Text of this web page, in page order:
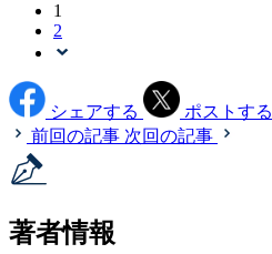
1
2
シェアする
ポストする
前回の記事 次回の記事
著者情報